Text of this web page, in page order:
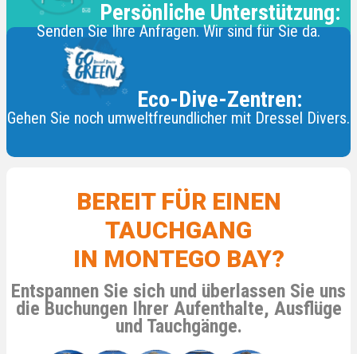
Persönliche Unterstützung:
Senden Sie Ihre Anfragen. Wir sind für Sie da.
Eco-Dive-Zentren:
Gehen Sie noch umweltfreundlicher mit Dressel Divers.
BEREIT FÜR EINEN
TAUCHGANG
IN MONTEGO BAY?
Entspannen Sie sich und überlassen Sie uns
die Buchungen Ihrer Aufenthalte, Ausflüge
und Tauchgänge.